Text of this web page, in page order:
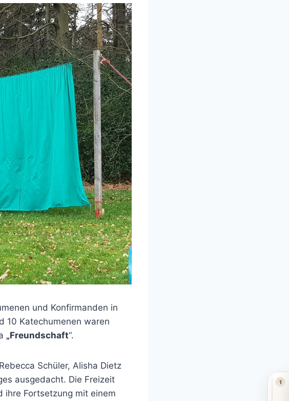
und Konfirmanden in
10 Katechumenen waren
„Freundschaft“.
Schüler, Alisha Dietz
ausgedacht. Die Freizeit
ihre Fortsetzung mit einem
1